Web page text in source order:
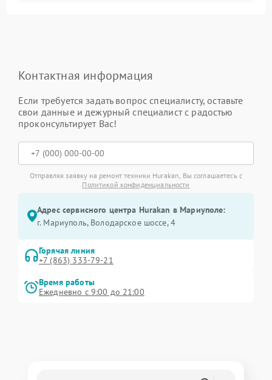
Контактная информация
Если требуется задать вопрос специалисту, оставьте
свои данные и дежурный специалист с радостью
проконсультирует Вас!
Отправляя заявку на ремонт техники Hurakan, Вы соглашаетесь с
Политикой конфиденциальности
Адрес сервисного центра Hurakan в Мариуполе:
г. Мариуполь, Володарское шоссе, 4
Горячая линия
+7 (863) 333-79-21
Время работы
Ежедневно с 9:00 до 21:00